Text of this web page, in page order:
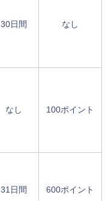
30日間 なし
なし 100ポイント
31日間 600ポイント